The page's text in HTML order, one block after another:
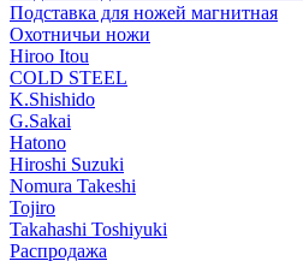
Подставка для ножей магнитная
Охотничьи ножи
Hiroo Itou
COLD STEEL
K.Shishido
G.Sakai
Hatono
Hiroshi Suzuki
Nomura Takeshi
Tojiro
Takahashi Toshiyuki
Распродажа